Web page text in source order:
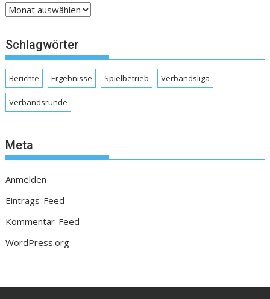
Archive
Schlagwörter
Berichte Ergebnisse Spielbetrieb Verbandsliga
Verbandsrunde
Meta
Anmelden
Eintrags-Feed
Kommentar-Feed
WordPress.org